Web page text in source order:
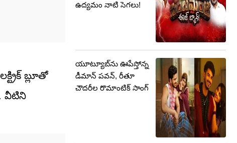
బ్లూతో
వీటిని
ఉద్యమం నాటి సెగలు!
యూట్యూబ్‌ను ఊపేస్తోన్న
డీమాన్ పవన్, రీతూ
చౌదరీల రొమాంటిక్ సాంగ్